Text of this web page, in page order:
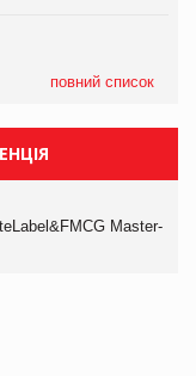
повний список
Master-